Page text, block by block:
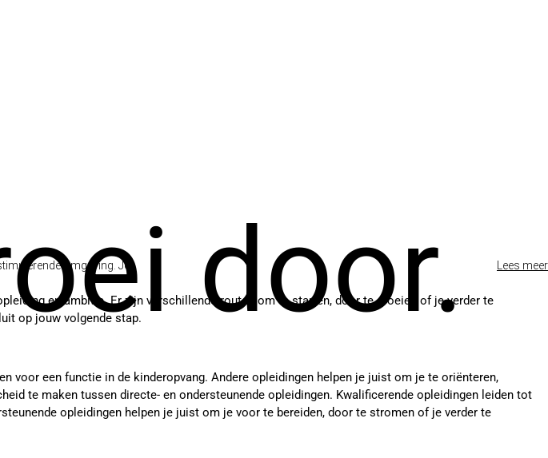
door.
omgeving. Je... Lees meer
en ambitie. Er zijn verschillende routes om te starten, door te groeien of je verder te
op jouw volgende stap.
een functie in de kinderopvang. Andere opleidingen helpen je juist om je te oriënteren,
te maken tussen directe- en ondersteunende opleidingen. Kwalificerende opleidingen leiden tot
opleidingen helpen je juist om je voor te bereiden, door te stromen of je verder te